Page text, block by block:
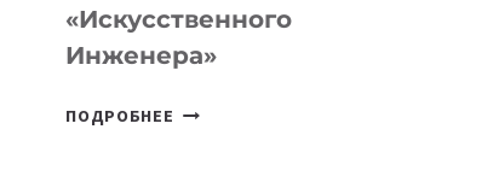
«искусственного
Инженера»
ПОДРОБНЕЕ ДЖЕФФ